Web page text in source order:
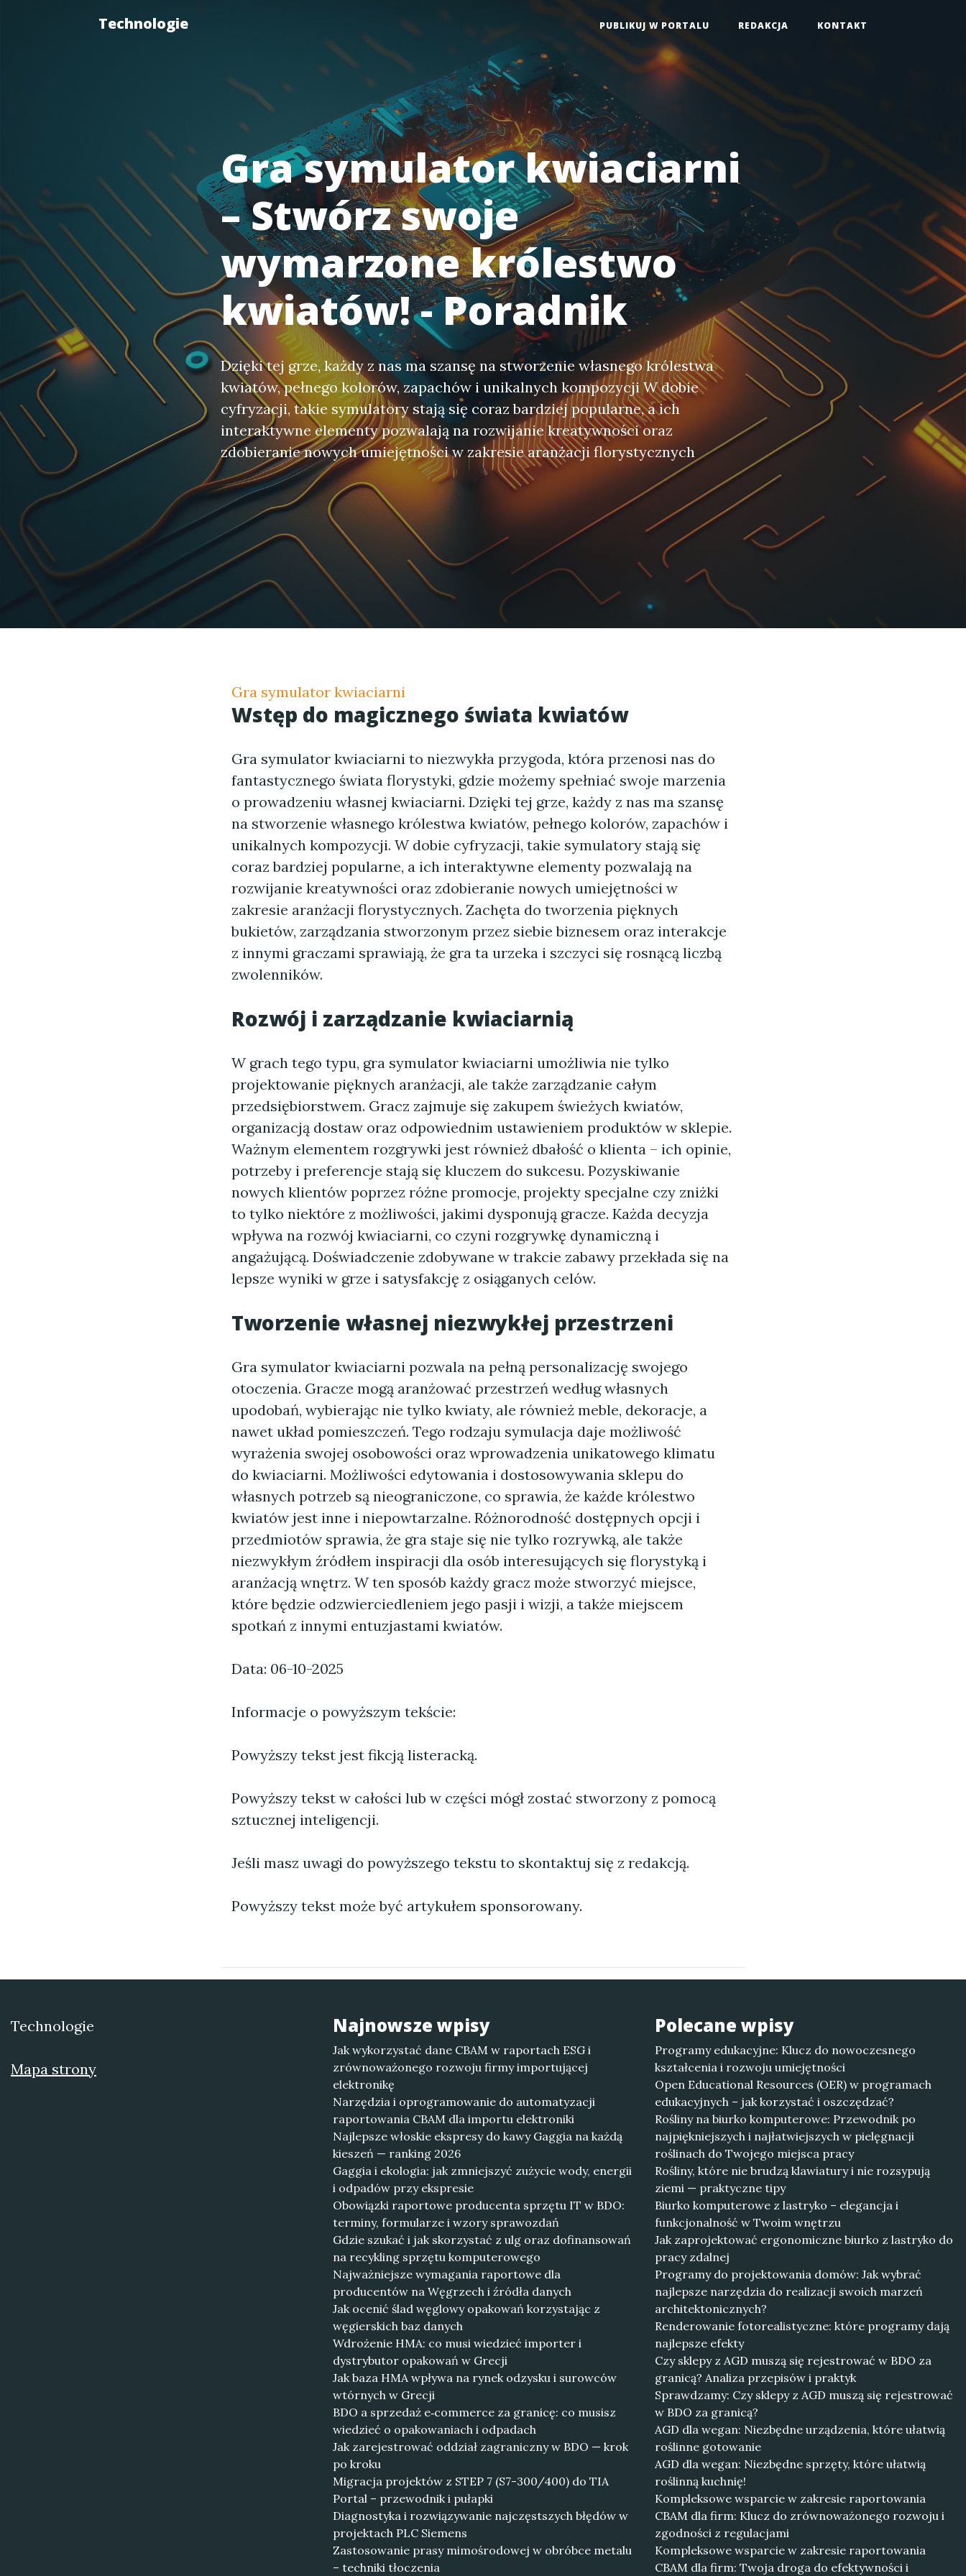
Technologie PUBLIKUJ W PORTALU REDAKCJA KONTAKT
Gra symulator kwiaciarni
– Stwórz swoje
wymarzone królestwo
kwiatów! - Poradnik
Dzięki tej grze, każdy z nas ma szansę na stworzenie własnego królestwa
kwiatów, pełnego kolorów, zapachów i unikalnych kompozycji W dobie
cyfryzacji, takie symulatory stają się coraz bardziej popularne, a ich
interaktywne elementy pozwalają na rozwijanie kreatywności oraz
zdobieranie nowych umiejętności w zakresie aranżacji florystycznych
Gra symulator kwiaciarni
Wstęp do magicznego świata kwiatów
Gra symulator kwiaciarni to niezwykła przygoda, która przenosi nas do
fantastycznego świata florystyki, gdzie możemy spełniać swoje marzenia
o prowadzeniu własnej kwiaciarni. Dzięki tej grze, każdy z nas ma szansę
na stworzenie własnego królestwa kwiatów, pełnego kolorów, zapachów i
unikalnych kompozycji. W dobie cyfryzacji, takie symulatory stają się
coraz bardziej popularne, a ich interaktywne elementy pozwalają na
rozwijanie kreatywności oraz zdobieranie nowych umiejętności w
zakresie aranżacji florystycznych. Zachęta do tworzenia pięknych
bukietów, zarządzania stworzonym przez siebie biznesem oraz interakcje
z innymi graczami sprawiają, że gra ta urzeka i szczyci się rosnącą liczbą
zwolenników.
Rozwój i zarządzanie kwiaciarnią
W grach tego typu, gra symulator kwiaciarni umożliwia nie tylko
projektowanie pięknych aranżacji, ale także zarządzanie całym
przedsiębiorstwem. Gracz zajmuje się zakupem świeżych kwiatów,
organizacją dostaw oraz odpowiednim ustawieniem produktów w sklepie.
Ważnym elementem rozgrywki jest również dbałość o klienta – ich opinie,
potrzeby i preferencje stają się kluczem do sukcesu. Pozyskiwanie
nowych klientów poprzez różne promocje, projekty specjalne czy zniżki
to tylko niektóre z możliwości, jakimi dysponują gracze. Każda decyzja
wpływa na rozwój kwiaciarni, co czyni rozgrywkę dynamiczną i
angażującą. Doświadczenie zdobywane w trakcie zabawy przekłada się na
lepsze wyniki w grze i satysfakcję z osiąganych celów.
Tworzenie własnej niezwykłej przestrzeni
Gra symulator kwiaciarni pozwala na pełną personalizację swojego
otoczenia. Gracze mogą aranżować przestrzeń według własnych
upodobań, wybierając nie tylko kwiaty, ale również meble, dekoracje, a
nawet układ pomieszczeń. Tego rodzaju symulacja daje możliwość
wyrażenia swojej osobowości oraz wprowadzenia unikatowego klimatu
do kwiaciarni. Możliwości edytowania i dostosowywania sklepu do
własnych potrzeb są nieograniczone, co sprawia, że każde królestwo
kwiatów jest inne i niepowtarzalne. Różnorodność dostępnych opcji i
przedmiotów sprawia, że gra staje się nie tylko rozrywką, ale także
niezwykłym źródłem inspiracji dla osób interesujących się florystyką i
aranżacją wnętrz. W ten sposób każdy gracz może stworzyć miejsce,
które będzie odzwierciedleniem jego pasji i wizji, a także miejscem
spotkań z innymi entuzjastami kwiatów.
Data: 06-10-2025
Informacje o powyższym tekście:
Powyższy tekst jest fikcją listeracką.
Powyższy tekst w całości lub w części mógł zostać stworzony z pomocą
sztucznej inteligencji.
Jeśli masz uwagi do powyższego tekstu to skontaktuj się z redakcją.
Powyższy tekst może być artykułem sponsorowany.
Technologie
Mapa strony
Najnowsze wpisy
Jak wykorzystać dane CBAM w raportach ESG i
zrównoważonego rozwoju firmy importującej
elektronikę
Narzędzia i oprogramowanie do automatyzacji
raportowania CBAM dla importu elektroniki
Najlepsze włoskie ekspresy do kawy Gaggia na każdą
kieszeń — ranking 2026
Gaggia i ekologia: jak zmniejszyć zużycie wody, energii
i odpadów przy ekspresie
Obowiązki raportowe producenta sprzętu IT w BDO:
terminy, formularze i wzory sprawozdań
Gdzie szukać i jak skorzystać z ulg oraz dofinansowań
na recykling sprzętu komputerowego
Najważniejsze wymagania raportowe dla
producentów na Węgrzech i źródła danych
Jak ocenić ślad węglowy opakowań korzystając z
węgierskich baz danych
Wdrożenie HMA: co musi wiedzieć importer i
dystrybutor opakowań w Grecji
Jak baza HMA wpływa na rynek odzysku i surowców
wtórnych w Grecji
BDO a sprzedaż e‑commerce za granicę: co musisz
wiedzieć o opakowaniach i odpadach
Jak zarejestrować oddział zagraniczny w BDO — krok
po kroku
Migracja projektów z STEP 7 (S7-300/400) do TIA
Portal – przewodnik i pułapki
Diagnostyka i rozwiązywanie najczęstszych błędów w
projektach PLC Siemens
Zastosowanie prasy mimośrodowej w obróbce metalu
– techniki tłoczenia
Polecane wpisy
Programy edukacyjne: Klucz do nowoczesnego
kształcenia i rozwoju umiejętności
Open Educational Resources (OER) w programach
edukacyjnych – jak korzystać i oszczędzać?
Rośliny na biurko komputerowe: Przewodnik po
najpiękniejszych i najłatwiejszych w pielęgnacji
roślinach do Twojego miejsca pracy
Rośliny, które nie brudzą klawiatury i nie rozsypują
ziemi — praktyczne tipy
Biurko komputerowe z lastryko – elegancja i
funkcjonalność w Twoim wnętrzu
Jak zaprojektować ergonomiczne biurko z lastryko do
pracy zdalnej
Programy do projektowania domów: Jak wybrać
najlepsze narzędzia do realizacji swoich marzeń
architektonicznych?
Renderowanie fotorealistyczne: które programy dają
najlepsze efekty
Czy sklepy z AGD muszą się rejestrować w BDO za
granicą? Analiza przepisów i praktyk
Sprawdzamy: Czy sklepy z AGD muszą się rejestrować
w BDO za granicą?
AGD dla wegan: Niezbędne urządzenia, które ułatwią
roślinne gotowanie
AGD dla wegan: Niezbędne sprzęty, które ułatwią
roślinną kuchnię!
Kompleksowe wsparcie w zakresie raportowania
CBAM dla firm: Klucz do zrównoważonego rozwoju i
zgodności z regulacjami
Kompleksowe wsparcie w zakresie raportowania
CBAM dla firm: Twoja droga do efektywności i